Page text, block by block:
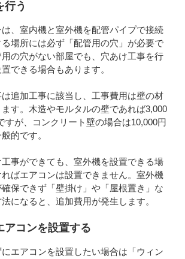
行う
、室内機と室外機を配管パイプで接続
場所には必ず「配管用の穴」が必要で
の穴がない部屋でも、穴あけ工事を行
できる場合もあります。
追加工事に該当し、工事費用は壁の材
す。木造やモルタルの壁であれば3,000
すが、コンクリート壁の場合は10,000円
的です。
事ができても、室外機を設置できる場
ばエアコンは設置できません。室外機
保できず「壁掛け」や「屋根置き」な
になると、追加費用が発生します。
アコンを設置する
エアコンを設置したい場合は「ウィン